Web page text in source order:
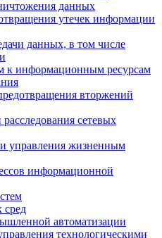
данных
утечек информации
данных, в том числе
к информационным ресурсам
вторжений
сетевых
управления жизненным
информационной
сред
автоматизации
технологическими